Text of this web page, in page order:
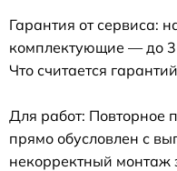
Гарантия от сервиса:
комплектующие — до 3
Что считается
Для работ: Повторное
прямо обусловлен с
некорректный монтаж